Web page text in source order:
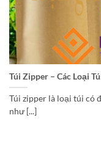
Túi Zipper – Các Loại
Túi zipper là loại túi có
như [...]